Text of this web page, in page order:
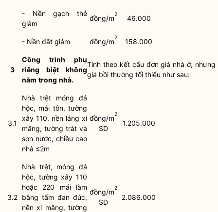
- Nền gạch thẻ
giảm
đồng/m2 46.000
- Nền đất giảm đồng/m2 158.000
3
Công trình
phụ
riêng
biệt
không
nằm trong nhà.
Tính theo kết cấu đơn giá nhà ở, nhưng
giá bồi thường tối thiểu như sau:
3.1
Nhà trệt móng đá
hộc, mái tôn, tường
xây 110, nền láng xi
măng, tường trát và
sơn nước, chiều cao
nhà ≤2m
đồng/m2
SD
1.205.000
3.2
Nhà trệt, móng đá
hộc, tường xây 110
hoặc 220 mái làm
bằng tấm đan đúc,
nền xi măng, tường
đồng/m2
SD
2.086.000